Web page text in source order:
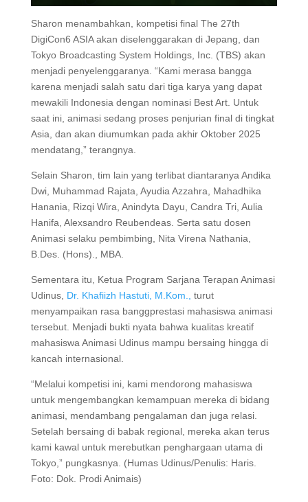
Sharon menambahkan, kompetisi final The 27th
DigiCon6 ASIA akan diselenggarakan di Jepang, dan
Tokyo Broadcasting System Holdings, Inc. (TBS) akan
menjadi penyelenggaranya. “Kami merasa bangga
karena menjadi salah satu dari tiga karya yang dapat
mewakili Indonesia dengan nominasi Best Art. Untuk
saat ini, animasi sedang proses penjurian final di tingkat
Asia, dan akan diumumkan pada akhir Oktober 2025
mendatang,” terangnya.
Selain Sharon, tim lain yang terlibat diantaranya Andika
Dwi, Muhammad Rajata, Ayudia Azzahra, Mahadhika
Hanania, Rizqi Wira, Anindyta Dayu, Candra Tri, Aulia
Hanifa, Alexsandro Reubendeas. Serta satu dosen
Animasi selaku pembimbing, Nita Virena Nathania,
B.Des. (Hons)., MBA.
Sementara itu, Ketua Program Sarjana Terapan Animasi
Udinus, Dr. Khafiizh Hastuti, M.Kom.,
turut
menyampaikan rasa banggprestasi mahasiswa animasi
tersebut. Menjadi bukti nyata bahwa kualitas kreatif
mahasiswa Animasi Udinus mampu bersaing hingga di
kancah internasional.
“Melalui kompetisi ini, kami mendorong mahasiswa
untuk mengembangkan kemampuan mereka di bidang
animasi, mendambang pengalaman dan juga relasi.
Setelah bersaing di babak regional, mereka akan terus
kami kawal untuk merebutkan penghargaan utama di
Tokyo,” pungkasnya. (Humas Udinus/Penulis: Haris.
Foto: Dok. Prodi Animais)